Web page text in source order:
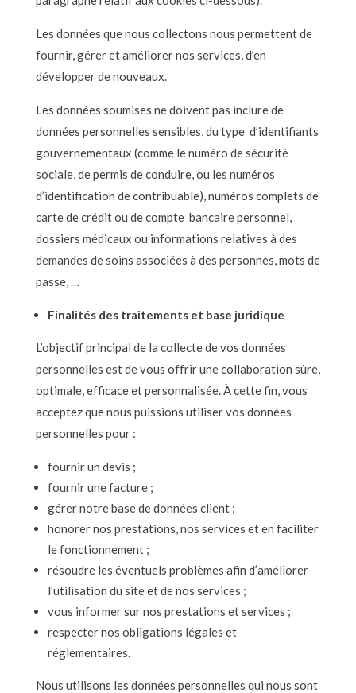
Les données que nous collectons nous permettent de
fournir, gérer et améliorer nos services, d’en
développer de nouveaux.
Les données soumises ne doivent pas inclure de
données personnelles sensibles, du type d’identifiants
gouvernementaux (comme le numéro de sécurité
sociale, de permis de conduire, ou les numéros
d’identification de contribuable), numéros complets de
carte de crédit ou de compte bancaire personnel,
dossiers médicaux ou informations relatives à des
demandes de soins associées à des personnes, mots de
passe, …
Finalités des traitements et base juridique
L’objectif principal de la collecte de vos données
personnelles est de vous offrir une collaboration sûre,
optimale, efficace et personnalisée. À cette fin, vous
acceptez que nous puissions utiliser vos données
personnelles pour :
fournir un devis ;
fournir une facture ;
gérer notre base de données client ;
honorer nos prestations, nos services et en faciliter
le fonctionnement ;
résoudre les éventuels problèmes afin d’améliorer
l’utilisation du site et de nos services ;
vous informer sur nos prestations et services ;
respecter nos obligations légales et
réglementaires.
Nous utilisons les données personnelles qui nous sont